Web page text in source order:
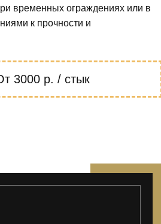
временных ограждениях или в
к прочности и
3000 р. / стык